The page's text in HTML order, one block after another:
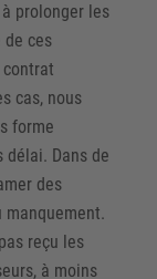
prolonger les
de ces
cas, nous
forme
Dans de
des
reçu les
à moins